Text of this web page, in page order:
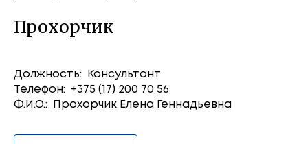
Прохорчик
Должность: Консультант
Телефон: +375 (17) 200 70 56
Ф.И.О.: Прохорчик Елена Геннадьевна